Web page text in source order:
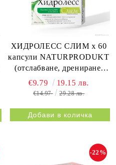
ХИДРОЛЕСС СЛИМ х 60
капсули NATURPRODUKT
(отслабване, дрениране,
метаболизъм)
€9.79 19.15 лв.
€14.97 29.28 лв.
-22%